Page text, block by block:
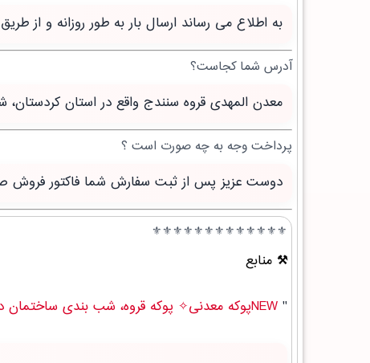
به اطلاع می رساند ارسال بار به طور روزانه و از
آدرس شما کجاست؟
معدن المهدی قروه سنندج واقع در استان
پرداخت وجه به چه صورت است ؟
دوست عزیز پس از ثبت سفارش شما فاکتور فروش
⚜️⚜️⚜️⚜️⚜️⚜️⚜️⚜️⚜️⚜️⚜️⚜️⚜️
منابع
" NEWپوکه معدنی✧ پوکه قروه، شب بندی ساختمان در احمدسرگوراب " .